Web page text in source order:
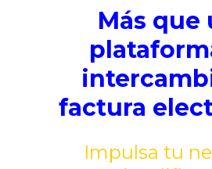
Más que
factura
Impulsa tu